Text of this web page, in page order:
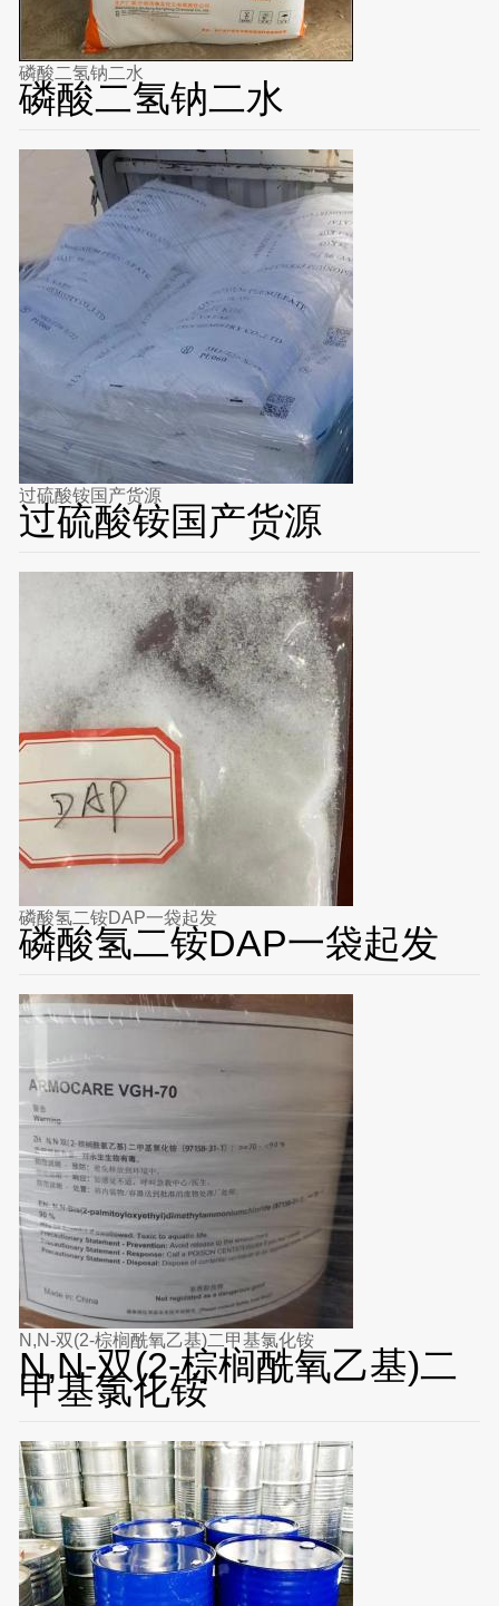
磷酸二氢钠二水
磷酸二氢钠二水
过硫酸铵国产货源
过硫酸铵国产货源
磷酸氢二铵DAP一袋起发
磷酸氢二铵DAP一袋起发
N,N-双(2-棕榈酰氧乙基)二甲基氯化铵
N,N-双(2-棕榈酰氧乙基)二
甲基氯化铵